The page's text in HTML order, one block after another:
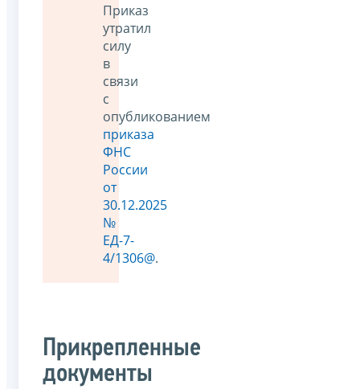
Приказ
утратил
силу
в
связи
с
опубликованием
приказа
ФНС
России
от
30.12.2025
№
ЕД-7-
4/1306@.
Прикрепленные
документы